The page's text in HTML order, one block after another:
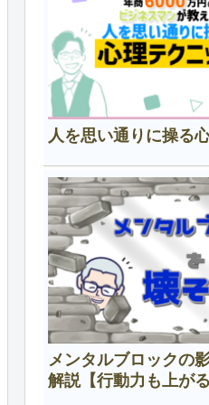
人を思い通りに操る
メンタルブロックの
解説【行動力も上がる